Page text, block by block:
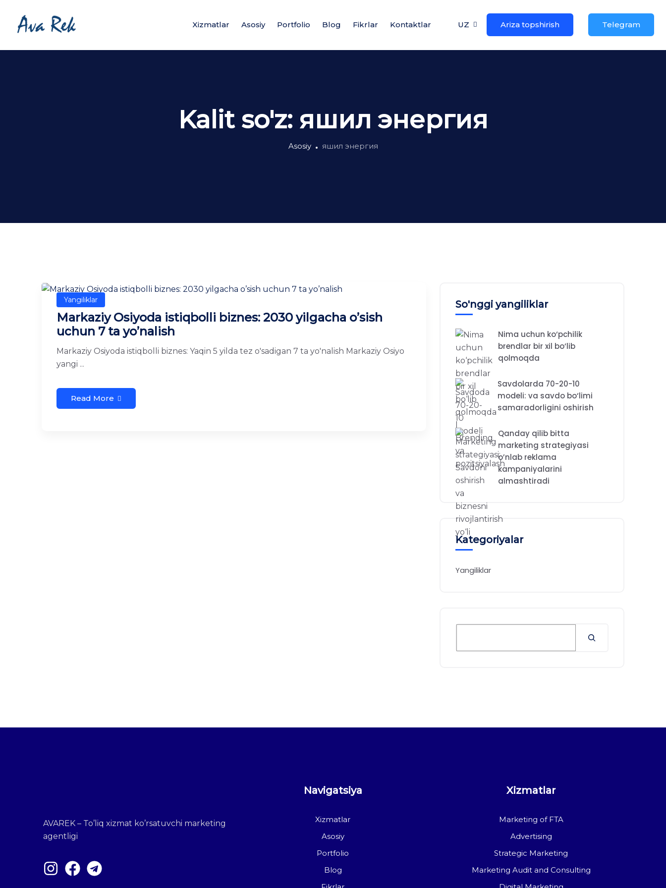
Xizmatlar Asosiy Portfolio Blog Fikrlar Kontaktlar UZ Ariza topshirish Telegram
Kalit so'z: яшил энергия
Asosiy яшил энергия
Yangiliklar
Markaziy Osiyoda istiqbolli biznes: 2030 yilgacha o’sish
uchun 7 ta yo’nalish
Markaziy Osiyoda istiqbolli biznes: Yaqin 5 yilda tez o'sadigan 7 ta yo'nalish Markaziy Osiyo
yangi ...
Read More
So'nggi yangiliklar
Nima uchun ko‘pchilik
brendlar bir xil bo‘lib
qolmoqda
Savdolarda 70-20-10
modeli: va savdo bo‘limi
samaradorligini oshirish
Qanday qilib bitta
marketing strategiyasi
o’nlab reklama
kampaniyalarini
almashtiradi
Kategoriyalar
Yangiliklar
AVAREK – To’liq xizmat ko’rsatuvchi marketing
agentligi
Navigatsiya
Xizmatlar
Asosiy
Portfolio
Blog
Xizmatlar
Marketing of FTA
Advertising
Strategic Marketing
Marketing Audit and Consulting